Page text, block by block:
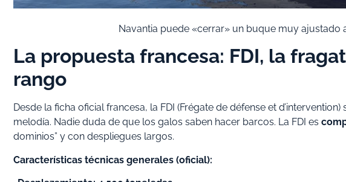
Navantia puede «cerrar» un buque muy ajustado
La propuesta francesa: FDI, la
rango
Desde la ficha oficial francesa, la FDI (Frégate de défense et
melodía. Nadie duda de que los galos saben hacer barcos. La FDI es
dominios” y con despliegues largos.
Características técnicas generales (oficial):